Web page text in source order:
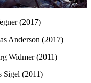
(2017)
Anderson (2017)
Widmer (2011)
Sigel (2011)